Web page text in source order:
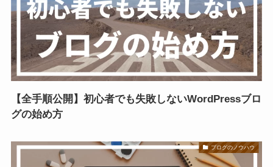
【全手順公開】初心者でも失敗しないWordPressブロ
グの始め方
ブログのノウハウ